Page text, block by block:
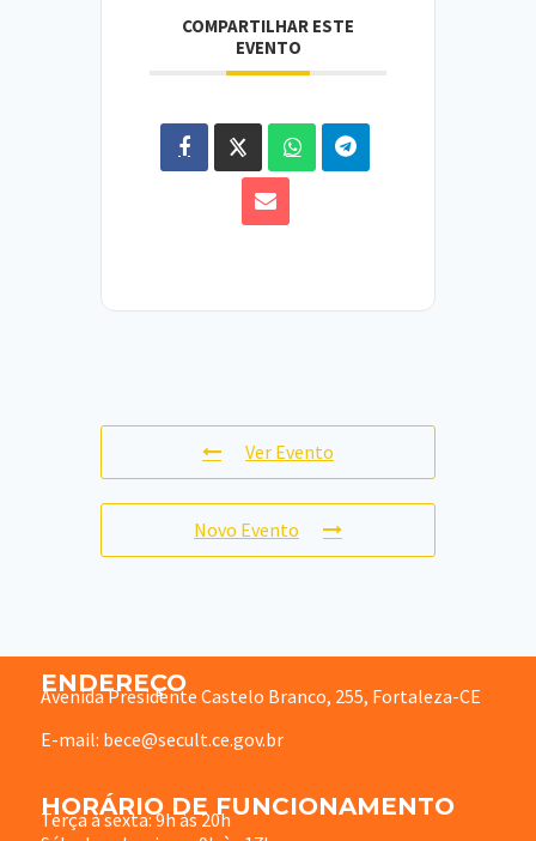
COMPARTILHAR ESTE
EVENTO
Ver Evento
Novo Evento
ENDEREÇO
Avenida Presidente Castelo Branco, 255, Fortaleza-CE
E-mail: bece@secult.ce.gov.br
HORÁRIO DE FUNCIONAMENTO
Terça à sexta: 9h às 20h